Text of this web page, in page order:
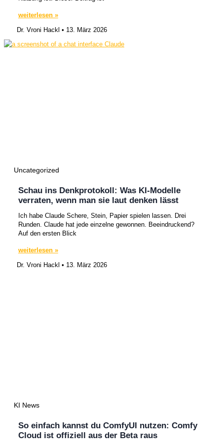
weiterlesen »
Dr. Vroni Hackl
13. März 2026
Uncategorized
Schau ins Denkprotokoll: Was KI-Modelle
verraten, wenn man sie laut denken lässt
Ich habe Claude Schere, Stein, Papier spielen lassen. Drei
Runden. Claude hat jede einzelne gewonnen. Beeindruckend?
Auf den ersten Blick
weiterlesen »
Dr. Vroni Hackl
13. März 2026
KI News
So einfach kannst du ComfyUI nutzen: Comfy
Cloud ist offiziell aus der Beta raus